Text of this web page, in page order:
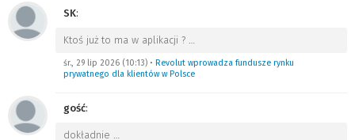
SK:
Ktoś już to ma w aplikacji ? …
śr., 29 lip 2026 (10:13) • Revolut wprowadza fundusze rynku
prywatnego dla klientów w Polsce
gość:
dokładnie …